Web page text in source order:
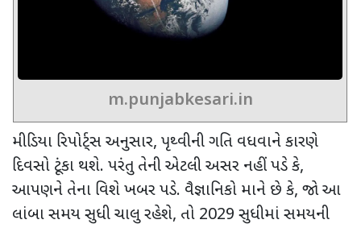
m.punjabkesari.in
મીડિયા રિપોર્ટ્સ અનુસાર, પૃથ્વીની ગતિ વધવાને કારણે
દિવસો ટૂંકા થશે. પરંતુ તેની એટલી અસર નહીં પડે કે,
આપણને તેના વિશે ખબર પડે. વૈજ્ઞાનિકો માને છે કે, જો આ
લાંબા સમય સુધી ચાલુ રહેશે, તો 2029 સુધીમાં સમયની